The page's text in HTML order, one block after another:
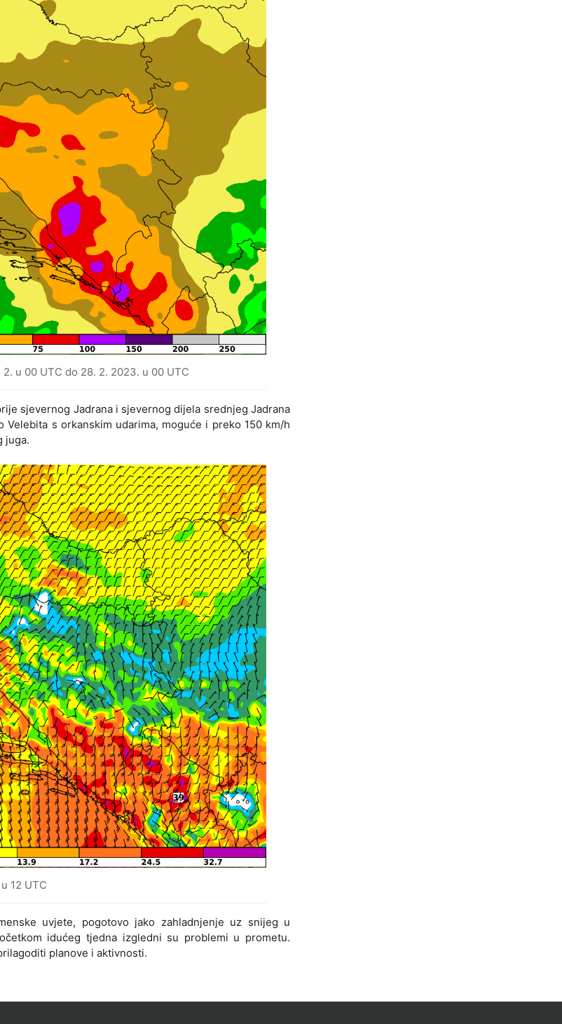
u 00 UTC do 28. 2. 2023. u 00 UTC
sjevernog Jadrana i sjevernog dijela srednjeg Jadrana
s orkanskim udarima, moguće i preko 150 km/h
juga.
12 UTC
uvjete, pogotovo jako zahladnjenje uz snijeg u
idućeg tjedna izgledni su problemi u prometu.
planove i aktivnosti.